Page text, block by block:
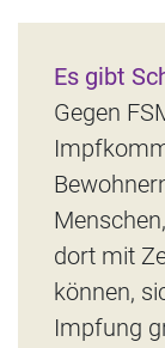
Es gibt
Gegen
dort mit
können,
Impfung